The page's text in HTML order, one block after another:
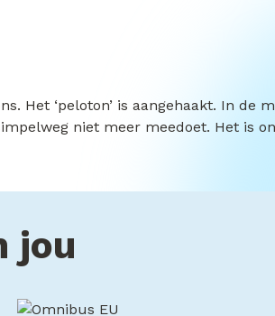
Het ‘peloton’ is aangehaakt. In de
niet meer meedoet. Het is
jou